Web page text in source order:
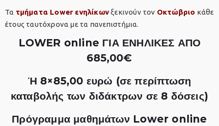
Τα τμήματα Lower ενηλίκωνξεκινούν τον Οκτώβριο κάθε
έτους ταυτόχρονα με τα πανεπιστήμια.
LOWER online ΓΙΑ ΕΝΗΛΙΚΕΣ ΑΠΟ
685,00€
Ή 8×85,00 ευρώ (σε περίπτωση
καταβολής των διδάκτρων σε 8 δόσεις)
Πρόγραμμα μαθημάτων Lower online